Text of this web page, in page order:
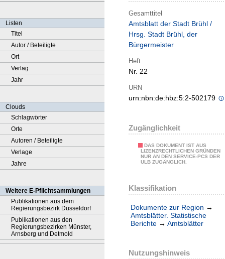
Listen
Titel
Autor / Beteiligte
Ort
Verlag
Jahr
Clouds
Schlagwörter
Orte
Autoren / Beteiligte
Verlage
Jahre
Weitere E-Pflichtsammlungen
Publikationen aus dem
Regierungsbezirk Düsseldorf
Publikationen aus den
Regierungsbezirken Münster,
Arnsberg und Detmold
Gesamttitel
Amtsblatt der Stadt Brühl /
Hrsg. Stadt Brühl, der
Bürgermeister
Heft
Nr. 22
URN
urn:nbn:de:hbz:5:2-502179
Zugänglichkeit
DAS DOKUMENT IST AUS
LIZENZRECHTLICHEN GRÜNDEN
NUR AN DEN SERVICE-PCS DER
ULB ZUGÄNGLICH.
Klassifikation
Dokumente zur Region →
Amtsblätter. Statistische
Berichte → Amtsblätter
Nutzungshinweis